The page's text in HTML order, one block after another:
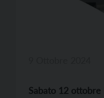
Sabato 12 ottobre